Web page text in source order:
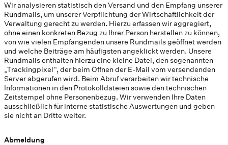
Wir analysieren statistisch den Versand und den Empfang unserer
Rundmails, um unserer Verpflichtung der Wirtschaftlichkeit der
Verwaltung gerecht zu werden. Hierzu erfassen wir aggregiert,
ohne einen konkreten Bezug zu Ihrer Person herstellen zu können,
von wie vielen Empfangenden unsere Rundmails geöffnet werden
und welche Beiträge am häufigsten angeklickt werden. Unsere
Rundmails enthalten hierzu eine kleine Datei, den sogenannten
„Trackingpixel“, der beim Öffnen der E-Mail vom versendenden
Server abgerufen wird. Beim Abruf verarbeiten wir technische
Informationen in den Protokolldateien sowie den technischen
Zeitstempel ohne Personenbezug. Wir verwenden Ihre Daten
ausschließlich für interne statistische Auswertungen und geben
sie nicht an Dritte weiter.
Abmeldung